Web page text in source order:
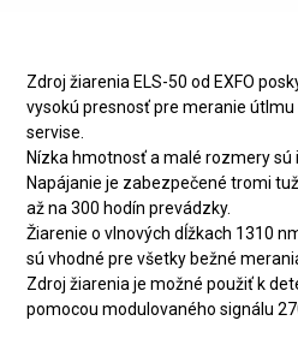
Zdroj žiarenia ELS-50 od EXFO
vysokú presnosť pre meranie
servise.
Nízka hmotnosť a malé rozmery sú
Napájanie je zabezpečené tromi
až na 300 hodín prevádzky.
Žiarenie o vlnových dĺžkach 1310
sú vhodné pre všetky bežné
Zdroj žiarenia je možné použiť k
pomocou modulovaného signálu